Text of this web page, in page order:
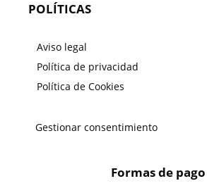
POLÍTICAS
Aviso legal
Política de privacidad
Política de Cookies
Gestionar consentimiento
Formas de pago